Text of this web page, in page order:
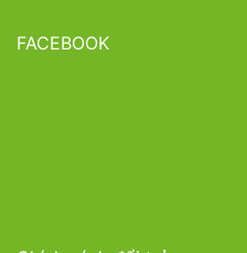
FACEBOOK